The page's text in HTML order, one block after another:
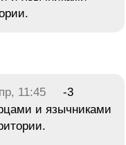
11:45
-3
и язычниками